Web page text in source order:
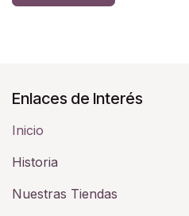
Enlaces de Interés
Inicio
Historia​
Nuestras Tiendas